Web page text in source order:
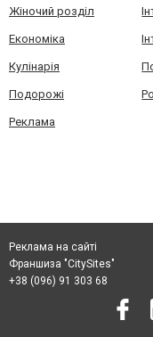
Жіночий розділ
Економіка
Кулінарія
Подорожі
Реклама
Реклама на сайті
Франшиза "CitySites"
+38 (096) 91 303 68